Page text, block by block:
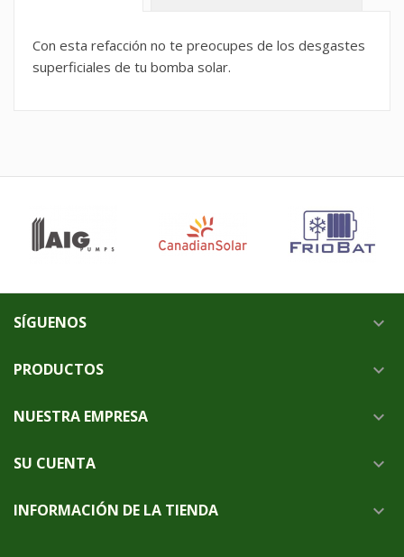
Con esta refacción no te preocupes de los desgastes
superficiales de tu bomba solar.
SÍGUENOS 
PRODUCTOS 
NUESTRA EMPRESA 
SU CUENTA 
INFORMACIÓN DE LA TIENDA 